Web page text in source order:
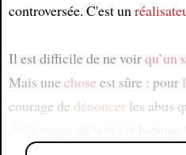
controversée. C'est un
Il est difficile de ne voirqu’un
Mais unechose est sûre : pour
courage de dénoncerles abus